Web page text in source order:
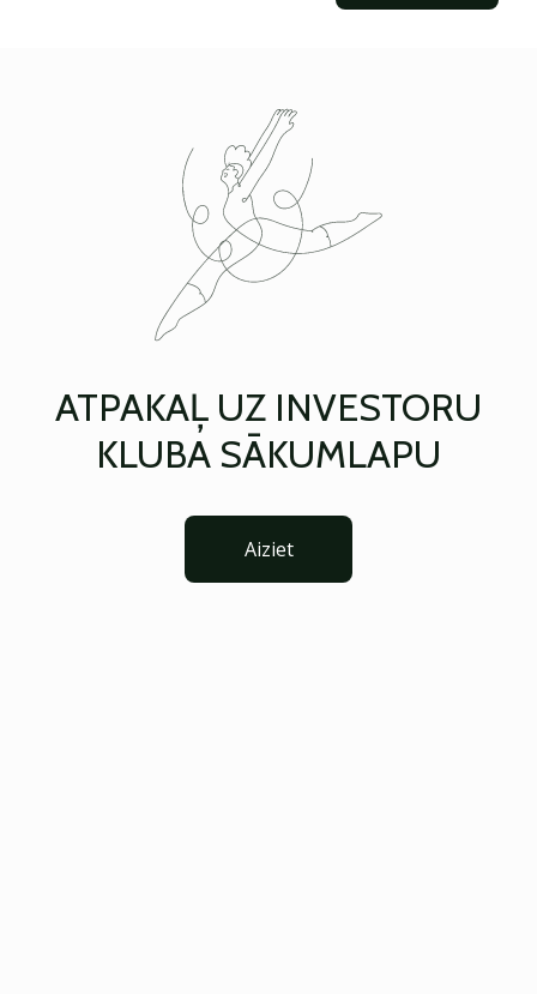
ATPAKAĻ UZ INVESTORU
KLUBA SĀKUMLAPU
Aiziet